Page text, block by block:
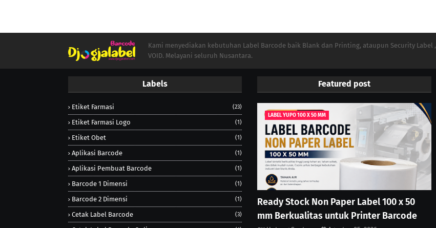
Kami menyediakan kebutuhan Label Barcode baik Blank dan Printing, ataupun Security Label ,
VOID. Melayani seluruh Nusantara.
Labels
Etiket Farmasi (23)
Etiket Farmasi Logo (1)
Etiket Obet (1)
Aplikasi Barcode (1)
Aplikasi Pembuat Barcode (1)
Barcode 1 Dimensi (1)
Barcode 2 Dimensi (1)
Cetak Label Barcode (3)
Featured post
LABEL YUPO 100 X 50 MM
Ready Stock Non Paper Label 100 x 50
mm Berkualitas untuk Printer Barcode